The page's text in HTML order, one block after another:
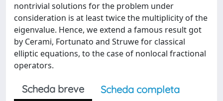
nontrivial solutions for the problem under
consideration is at least twice the multiplicity of the
eigenvalue. Hence, we extend a famous result got
by Cerami, Fortunato and Struwe for classical
elliptic equations, to the case of nonlocal fractional
operators.
Scheda breve
Scheda completa